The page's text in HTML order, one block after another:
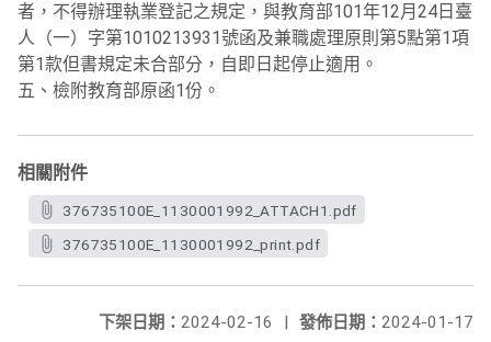
者，不得辦理執業登記之規定，與教育部101年12月24日臺
人（一）字第1010213931號函及兼職處理原則第5點第1項
第1款但書規定未合部分，自即日起停止適用。
五、檢附教育部原函1份。
相關附件
376735100E_1130001992_ATTACH1.pdf
376735100E_1130001992_print.pdf
發佈日期： 2024-01-17
下架日期： 2024-02-16
|